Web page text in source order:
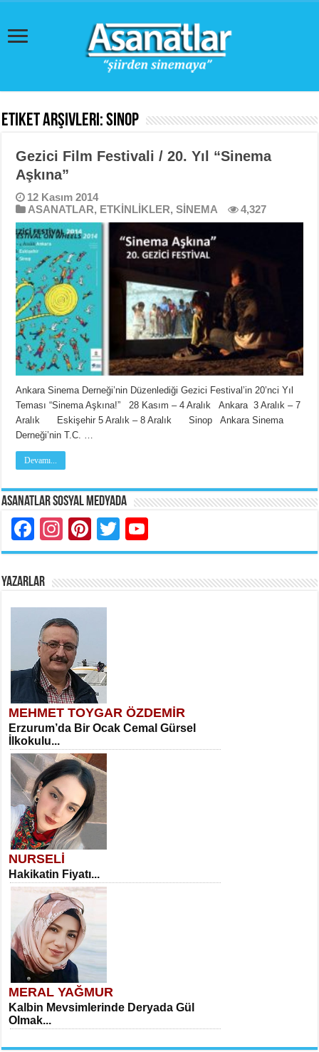
Etiket Arşivleri:Sinop
Gezici Film Festivali / 20. Yıl “Sinema
Aşkına”
12 Kasım 2014
ASANATLAR, ETKİNLİKLER,SİNEMA 4,327
Ankara Sinema Derneği’nin Düzenlediği Gezici Festival’in 20’nci Yıl
Teması “Sinema Aşkına!” 28 Kasım – 4 Aralık Ankara 3 Aralık – 7
Aralık Eskişehir 5 Aralık – 8 Aralık Sinop Ankara Sinema
Derneği’nin T.C. …
Devamı...
Asanatlar Sosyal Medyada
Facebook
Instagram
Pinterest
Twitter
YAZARLAR
MEHMET TOYGAR ÖZDEMİR
Erzurum’da Bir Ocak Cemal Gürsel
İlkokulu...
NURSELİ
Hakikatin Fiyatı...
MERAL YAĞMUR
Kalbin Mevsimlerinde Deryada Gül
Olmak...